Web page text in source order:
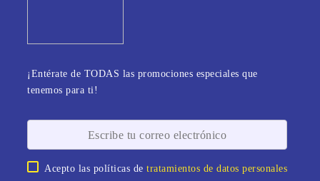
¡Entérate de TODAS las promociones especiales que
tenemos para ti!
Acepto las políticas detratamientos de datos personales